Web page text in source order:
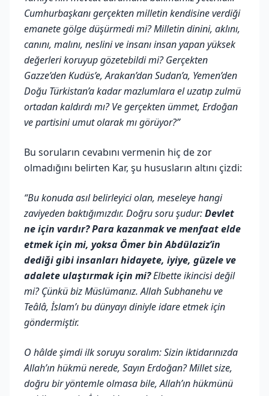
Cumhurbaşkanı gerçekten milletin kendisine verdiği
emanete gölge düşürmedi mi? Milletin dinini, aklını,
canını, malını, neslini ve insanı insan yapan yüksek
değerleri koruyup gözetebildi mi? Gerçekten
Gazze’den Kudüs’e, Arakan’dan Sudan’a, Yemen’den
Doğu Türkistan’a kadar mazlumlara el uzatıp zulmü
ortadan kaldırdı mı? Ve gerçekten ümmet, Erdoğan
ve partisini umut olarak mı görüyor?”
Bu soruların cevabını vermenin hiç de zor
olmadığını belirten Kar, şu hususların altını çizdi:
“Bu konuda asıl belirleyici olan, meseleye hangi
zaviyeden baktığımızdır. Doğru soru şudur:Devlet
ne için vardır? Para kazanmak ve menfaat elde
etmek için mi, yoksa Ömer bin Abdülaziz’in
dediği gibi insanları hidayete, iyiye, güzele ve
adalete ulaştırmak için mi?Elbette ikincisi değil
mi? Çünkü biz Müslümanız. Allah Subhanehu ve
Teâlâ, İslam’ı bu dünyayı diniyle idare etmek için
göndermiştir.
O hâlde şimdi ilk soruyu soralım: Sizin iktidarınızda
Allah’ın hükmü nerede, Sayın Erdoğan? Millet size,
doğru bir yöntemle olmasa bile, Allah’ın hükmünü